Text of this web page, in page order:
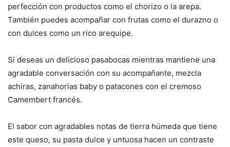
perfección con productos como el chorizo o la arepa.
También puedes acompañar con frutas como el durazno o
con dulces como un rico arequipe.
Si deseas un delicioso pasabocas mientras mantiene una
agradable conversación con su acompañante, mezcla
achiras, zanahorias baby o patacones con el cremoso
Camembert francés.
El sabor con agradables notas de tierra húmeda que tiene
este queso, su pasta dulce y untuosa hacen un contraste